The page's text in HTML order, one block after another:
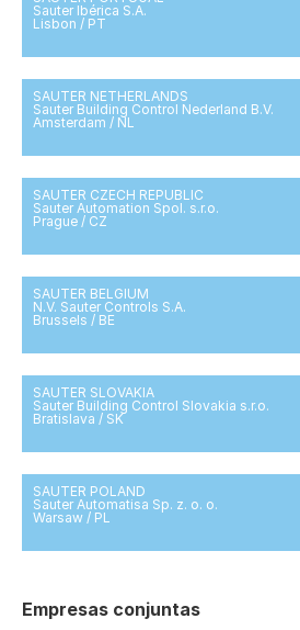
Sauter Ibérica S.A.
Lisbon / PT
SAUTER NETHERLANDS
Sauter Building Control Nederland B.V.
Amsterdam / NL
SAUTER CZECH REPUBLIC
Sauter Automation Spol. s.r.o.
Prague / CZ
SAUTER BELGIUM
N.V. Sauter Controls S.A.
Brussels / BE
SAUTER SLOVAKIA
Sauter Building Control Slovakia s.r.o.
Bratislava / SK
SAUTER POLAND
Sauter Automatisa Sp. z. o. o.
Warsaw / PL
Empresas conjuntas